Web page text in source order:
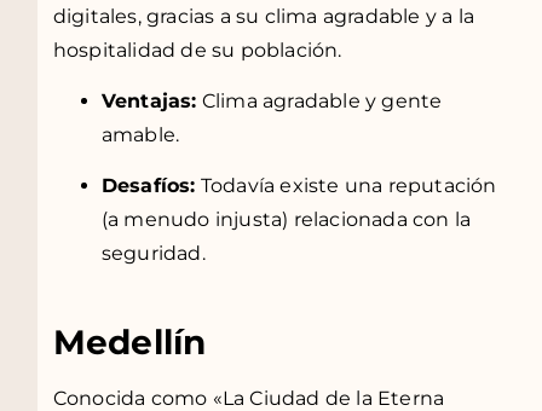
digitales, gracias a su clima agradable y a la
hospitalidad de su población.
Ventajas: Clima agradable y gente
amable.
Desafíos: Todavía existe una reputación
(a menudo injusta) relacionada con la
seguridad.
Medellín
Conocida como «La Ciudad de la Eterna